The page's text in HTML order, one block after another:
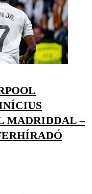
MADRIDDAL –